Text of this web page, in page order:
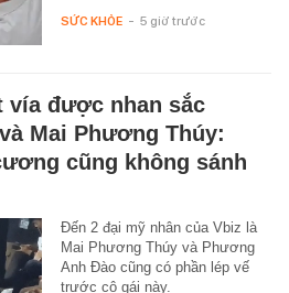
SỨC KHỎE - 5 giờ trước
vía được nhan sắc
Mai Phương Thúy:
cũng không sánh
Đến 2 đại mỹ nhân của Vbiz là
Mai Phương Thúy và Phương
Anh Đào cũng có phần lép vế
trước cô gái này.